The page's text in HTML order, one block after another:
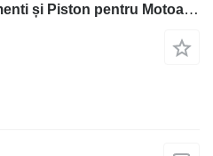
Piestny krúžok SET Segmenti și Piston pentru Motoare na stavebného stroja Deutz BF3L2011